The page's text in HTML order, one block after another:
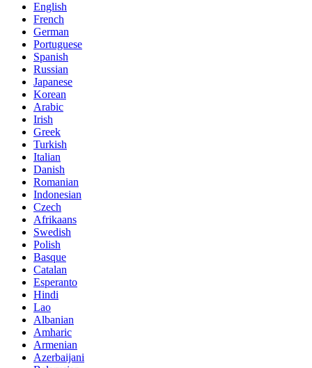
English
French
German
Portuguese
Spanish
Russian
Japanese
Korean
Arabic
Irish
Greek
Turkish
Italian
Danish
Romanian
Indonesian
Czech
Afrikaans
Swedish
Polish
Basque
Catalan
Esperanto
Hindi
Lao
Albanian
Amharic
Armenian
Azerbaijani